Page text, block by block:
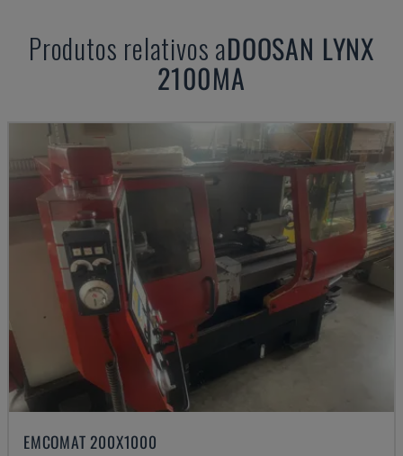
Produtos relativos aDOOSAN LYNX
2100MA
EMCOMAT 200X1000